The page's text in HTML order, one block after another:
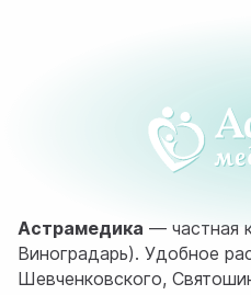
Астрамедика — частная
Виноградарь). Удобное
Шевченковского,